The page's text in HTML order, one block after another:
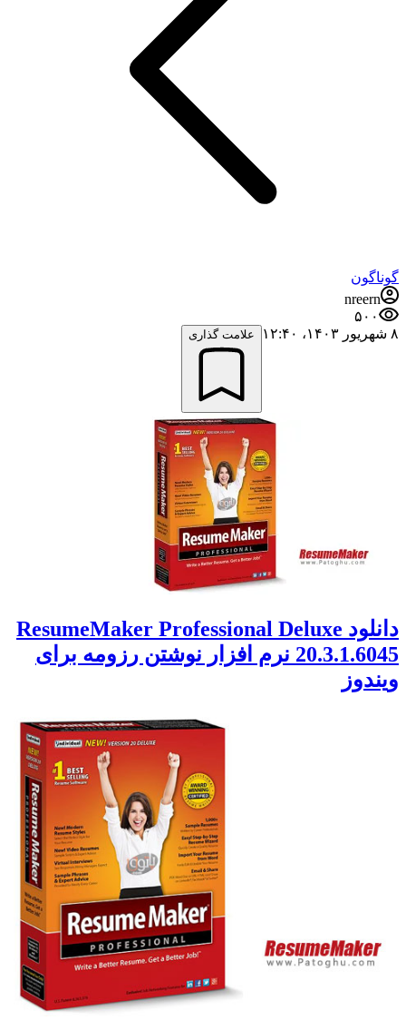
گوناگون
nreern
۵۰۰
۸ شهریور ۱۴۰۳،‏ ۱۲:۴۰
علامت گذاری
دانلود ResumeMaker Professional Deluxe
20.3.1.6045 نرم افزار نوشتن رزومه برای
ویندوز